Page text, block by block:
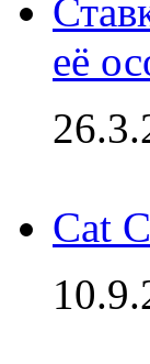
её
Cat